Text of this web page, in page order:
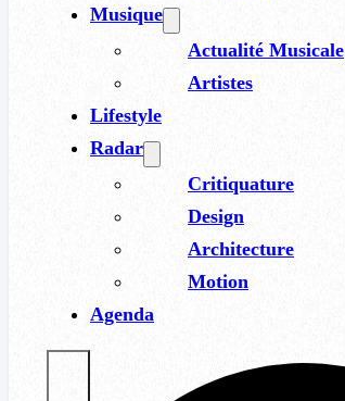
Musique
Actualité Musicale
Artistes
Lifestyle
Radar
Critiquature
Design
Architecture
Motion
Agenda